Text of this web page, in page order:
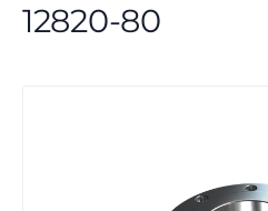
12820-80